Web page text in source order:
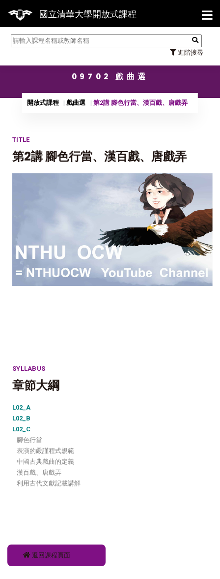
國立清華大學開放式課程
進階搜尋
【
09702 戲曲選
開放式課程 戲曲選 第2講 腳色行當、漢百戲、唐戲弄
TITLE
第2講 腳色行當、漢百戲、唐戲弄
SYLLABUS
章節大綱
L02_A
L02_B
L02_C
腳色行當
表演的嚴謹程式規範
中國古典戲曲的定義
漢百戲、唐戲弄
利用古代文獻記載講解
返回課程頁面